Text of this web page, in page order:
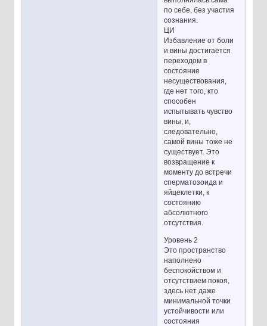
по себе, без участия
сознания.
ЦИ
Избавление от боли
и вины достигается
переходом в
состояние
несуществования,
где нет того, кто
способен
испытывать чувство
вины, и,
следовательно,
самой вины тоже не
существует. Это
возвращение к
моменту до встречи
сперматозоида и
яйцеклетки, к
состоянию
абсолютного
отсутствия.
Уровень 2
Это пространство
наполнено
беспокойством и
отсутствием покоя,
здесь нет даже
минимальной точки
устойчивости или
состояния